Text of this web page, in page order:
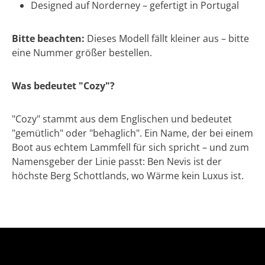
Designed auf Norderney – gefertigt in Portugal
Bitte beachten: Dieses Modell fällt kleiner aus – bitte
eine Nummer größer bestellen.
Was bedeutet "Cozy"?
"Cozy" stammt aus dem Englischen und bedeutet
"gemütlich" oder "behaglich". Ein Name, der bei einem
Boot aus echtem Lammfell für sich spricht – und zum
Namensgeber der Linie passt: Ben Nevis ist der
höchste Berg Schottlands, wo Wärme kein Luxus ist.